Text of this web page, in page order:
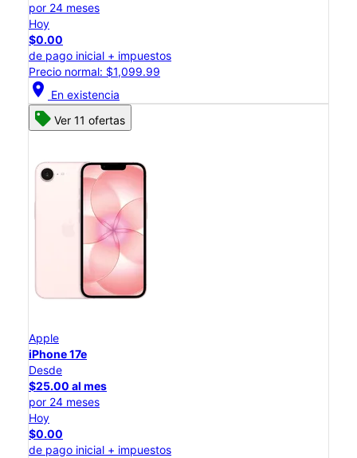
por 24 meses
Hoy
$0.00
de pago inicial + impuestos
Precio normal: $1,099.99
location_on En existencia
Ver 11 ofertas
Apple
iPhone 17e
Desde
$25.00 al mes
por 24 meses
Hoy
$0.00
de pago inicial + impuestos